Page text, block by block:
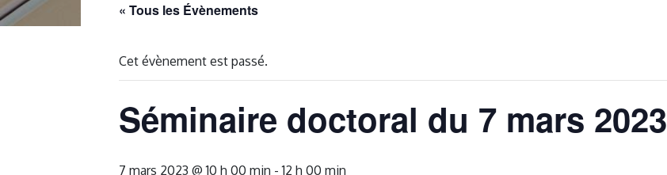
« Tous les Évènements
Cet évènement est passé.
Séminaire doctoral du 7 mars 2023
7 mars 2023 @ 10 h 00 min -12 h 00 min